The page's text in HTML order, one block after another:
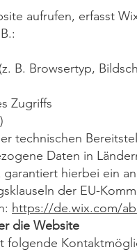
aufrufen, erfasst
B. Browsertyp,
Zugriffs
technischen
Daten in
garantiert hierbei ein
der EU-
https://de.wix.com/
die Website
folgende